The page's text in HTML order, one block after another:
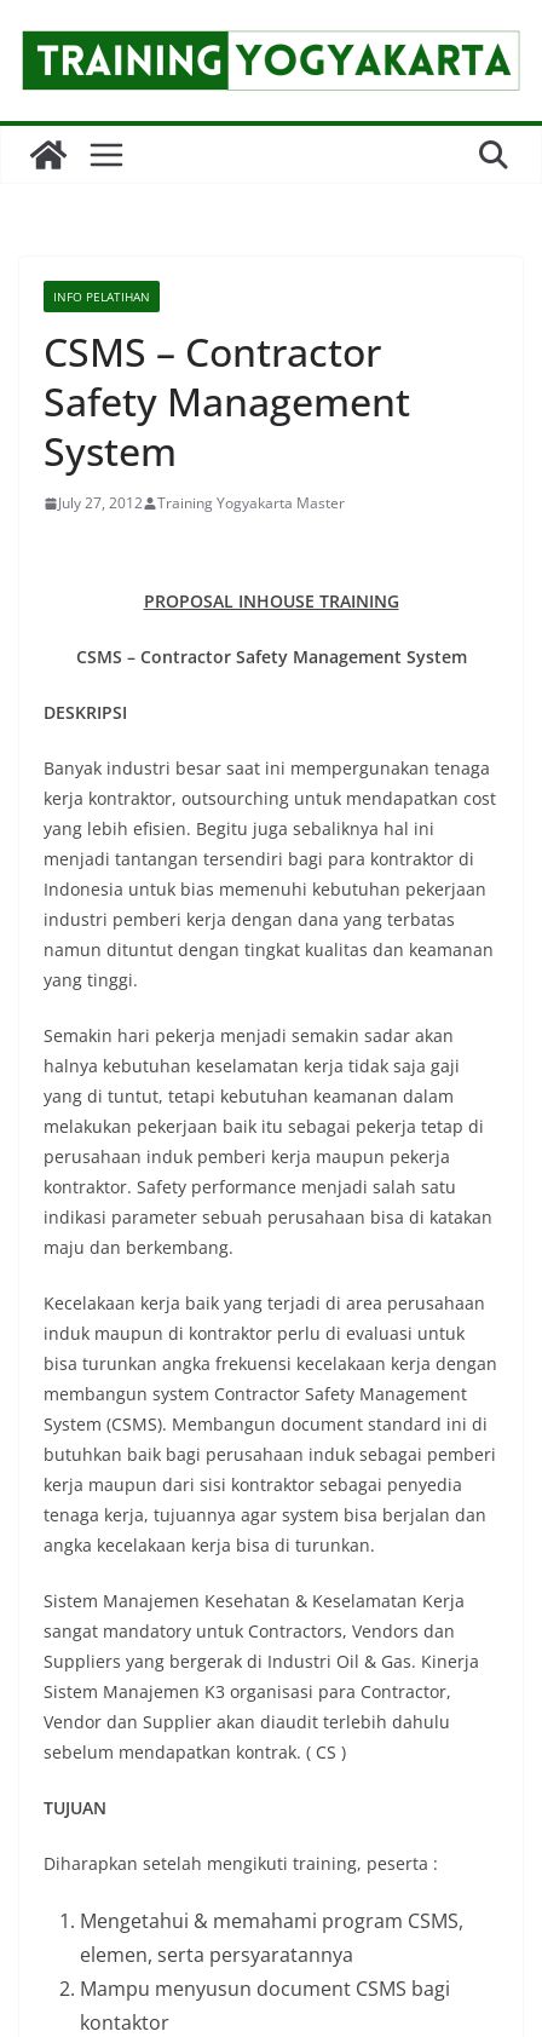
content
INFO PELATIHAN
CSMS – Contractor
Safety Management
System
July 27, 2012 Training Yogyakarta Master
PROPOSAL INHOUSE TRAINING
CSMS – Contractor Safety Management System
DESKRIPSI
Banyak industri besar saat ini mempergunakan tenaga
kerja kontraktor, outsourching untuk mendapatkan cost
yang lebih efisien. Begitu juga sebaliknya hal ini
menjadi tantangan tersendiri bagi para kontraktor di
Indonesia untuk bias memenuhi kebutuhan pekerjaan
industri pemberi kerja dengan dana yang terbatas
namun dituntut dengan tingkat kualitas dan keamanan
yang tinggi.
Semakin hari pekerja menjadi semakin sadar akan
halnya kebutuhan keselamatan kerja tidak saja gaji
yang di tuntut, tetapi kebutuhan keamanan dalam
melakukan pekerjaan baik itu sebagai pekerja tetap di
perusahaan induk pemberi kerja maupun pekerja
kontraktor. Safety performance menjadi salah satu
indikasi parameter sebuah perusahaan bisa di katakan
maju dan berkembang.
Kecelakaan kerja baik yang terjadi di area perusahaan
induk maupun di kontraktor perlu di evaluasi untuk
bisa turunkan angka frekuensi kecelakaan kerja dengan
membangun system Contractor Safety Management
System (CSMS). Membangun document standard ini di
butuhkan baik bagi perusahaan induk sebagai pemberi
kerja maupun dari sisi kontraktor sebagai penyedia
tenaga kerja, tujuannya agar system bisa berjalan dan
angka kecelakaan kerja bisa di turunkan.
Sistem Manajemen Kesehatan & Keselamatan Kerja
sangat mandatory untuk Contractors, Vendors dan
Suppliers yang bergerak di Industri Oil & Gas. Kinerja
Sistem Manajemen K3 organisasi para Contractor,
Vendor dan Supplier akan diaudit terlebih dahulu
sebelum mendapatkan kontrak. ( CS )
TUJUAN
Diharapkan setelah mengikuti training, peserta :
Mengetahui & memahami program CSMS,
elemen, serta persyaratannya
Mampu menyusun document CSMS bagi
kontaktor